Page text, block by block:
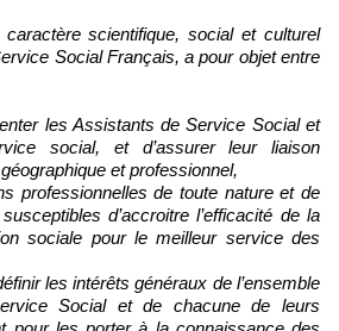
scientifique, social et culturel
Social Français, a pour objet entre
les Assistants de Service Social et
social, et d’assurer leur liaison
et professionnel,
professionnelles de toute nature et de
d’accroitre l’efficacité de la
sociale pour le meilleur service des
les intérêts généraux de l’ensemble
Social et de chacune de leurs